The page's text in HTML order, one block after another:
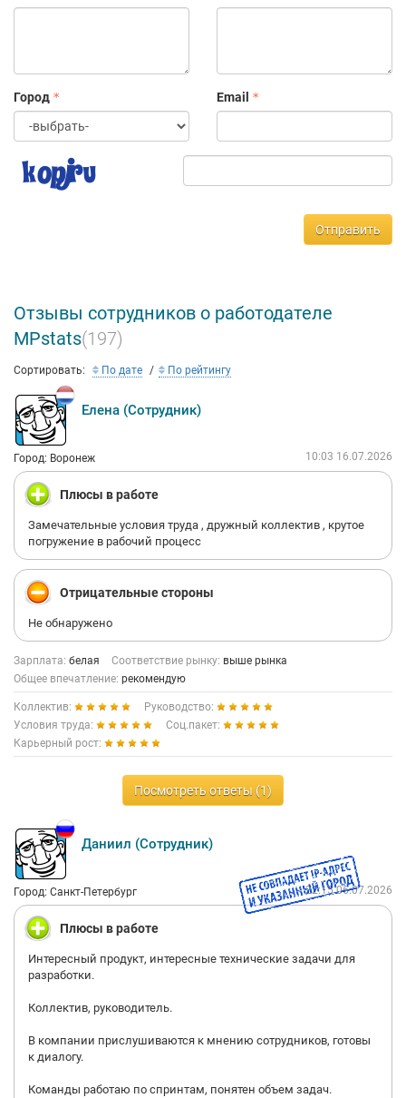
Город Email
Отправить
Отзывы сотрудников о работодателе
MPstats(197)
Сортировать: По дате По рейтингу
Елена (Сотрудник)
Город: Воронеж 10:03 16.07.2026
Плюсы в работе
Замечательные условия труда , дружный коллектив , крутое
погружение в рабочий процесс
Отрицательные стороны
Не обнаружено
Зарплата: белая Соответствие рынку: выше рынка
Общее впечатление: рекомендую
Коллектив:
Руководство:
Условия труда:
Соц.пакет:
Карьерный рост:
Посмотреть ответы (1)
Даниил (Сотрудник)
Город: Санкт-Петербург 22:15 06.07.2026
Плюсы в работе
Интересный продукт, интересные технические задачи для
разработки.
Коллектив, руководитель.
В компании прислушиваются к мнению сотрудников, готовы
к диалогу.
Команды работаю по спринтам, понятен объем задач.